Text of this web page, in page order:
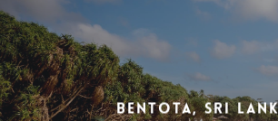
Bentota, Sri